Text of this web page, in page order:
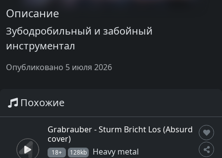
Описание
Зубодробильный и забойный
инструментал
Опубликовано 5 июля 2026
Похожие
Grabrauber - Sturm Bricht Los (Absurd
cover)
18+ 128kb Heavy metal